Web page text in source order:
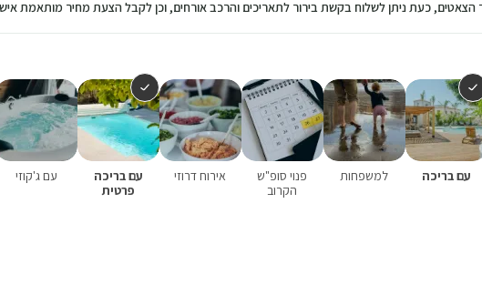
הצאטים, כעת ניתן לשלוח בקשת בירור לתאריכים והרכב אורחים, וכן לקבל הצעת מחיר מותאמת
עם בריכה למשפחות
פנוי סופ"ש
הקרוב
אירוח דרוזי
עם בריכה
פרטית
עם ג'קוזי